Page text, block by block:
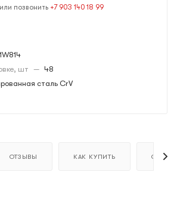
или позвонить +7 903 140 18 99
шт — 48
сталь CrV
ОТЗЫВЫ КАК КУПИТЬ ОПЛАТА